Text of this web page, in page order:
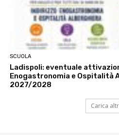
SCUOLA
Ladispoli: eventuale
Enogastronomia e Ospitalità
2027/2028
Carica